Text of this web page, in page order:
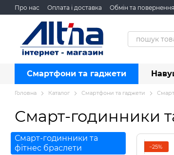
Перейти до основного контенту
Про нас Оплата і доставка Обмін та повернення
Смартфони та гаджети
Головна Каталог Смартфони та гаджети
Смарт-годинники
−25%
Смарт-годинники та
фітнес браслети